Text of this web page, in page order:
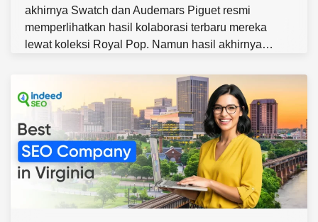
akhirnya Swatch dan Audemars Piguet resmi
memperlihatkan hasil kolaborasi terbaru mereka
lewat koleksi Royal Pop. Namun hasil akhirnya…